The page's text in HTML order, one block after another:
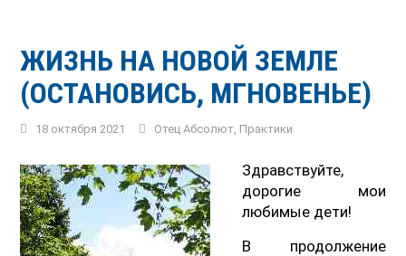
ЖИЗНЬ НА НОВОЙ ЗЕМЛЕ
(ОСТАНОВИСЬ, МГНОВЕНЬЕ)
18 октября 2021 Отец Абсолют Практики
Здравствуйте,
дорогие мои
любимые дети!
В продолжение